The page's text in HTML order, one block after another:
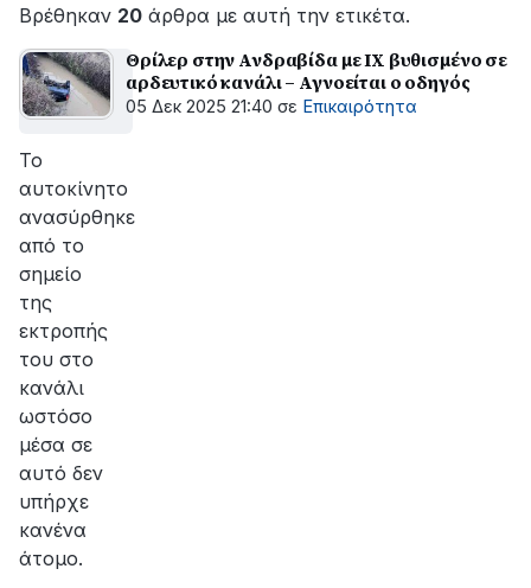
Βρέθηκαν 20 άρθρα με αυτή την ετικέτα.
Θρίλερ στην Ανδραβίδα με IX βυθισμένο σε
αρδευτικό κανάλι – Αγνοείται ο οδηγός
05 Δεκ 2025 21:40 σε Επικαιρότητα
Το
αυτοκίνητο
ανασύρθηκε
από το
σημείο
της
εκτροπής
του στο
κανάλι
ωστόσο
μέσα σε
αυτό δεν
υπήρχε
κανένα
άτομο.